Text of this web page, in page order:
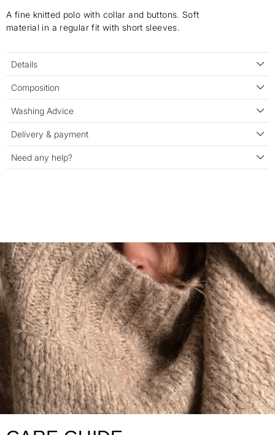
A fine knitted polo with collar and buttons. Soft
material in a regular fit with short sleeves.
Details
Composition
Washing Advice
Delivery & payment
Need any help?